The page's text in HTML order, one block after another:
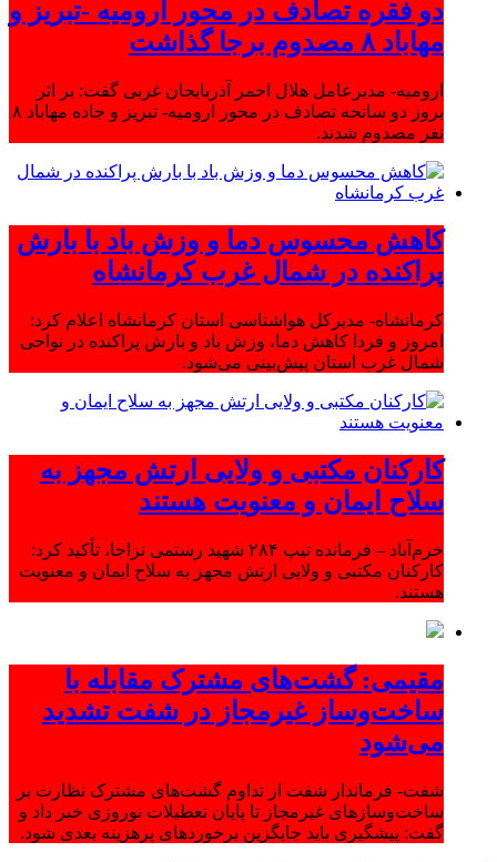
دو فقره تصادف در محور ارومیه -تبریز و
مهاباد ۸ مصدوم برجا گذاشت
ارومیه- مدیرعامل هلال احمر آذربایجان غربی گفت: بر اثر
بروز دو سانحه تصادف در محور ارومیه- تبریز و جاده مهاباد ۸
نفر مصدوم شدند.
کاهش محسوس دما و وزش باد با بارش
پراکنده در شمال غرب کرمانشاه
کرمانشاه- مدیرکل هواشناسی استان کرمانشاه اعلام کرد:
امروز و فردا کاهش دما، وزش باد و بارش پراکنده در نواحی
شمال غرب استان پیش‌بینی می‌شود.
کارکنان مکتبی و ولایی ارتش مجهز به
سلاح ایمان و معنویت هستند
خرم‌آباد – فرمانده تیپ ۲۸۴ شهید رستمی نزاجا، تأکید کرد:
کارکنان مکتبی و ولایی ارتش مجهز به سلاح ایمان و معنویت
هستند.
مقیمی: گشت‌های مشترک مقابله با
ساخت‌وساز غیرمجاز در شفت تشدید
می‌شود
شفت- فرماندار شفت از تداوم گشت‌های مشترک نظارت بر
ساخت‌وسازهای غیرمجاز تا پایان تعطیلات نوروزی خبر داد و
گفت: پیشگیری باید جایگزین برخوردهای پرهزینه بعدی شود.